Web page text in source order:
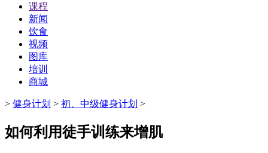
课程
新闻
饮食
视频
图库
培训
商城
> 健身计划 > 初、中级健身计划 >
如何利用徒手训练来增肌